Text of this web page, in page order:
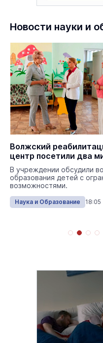
Новости науки и
Волжский
центр посетили два
В учреждении обсудили
образования детей с
возможностями.
Наука и Образование